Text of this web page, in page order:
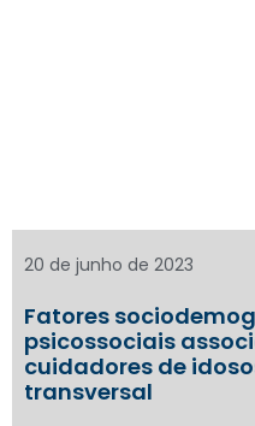
Fatores
psicossociais
cuidadores de
transversal
20 de junho de 2023